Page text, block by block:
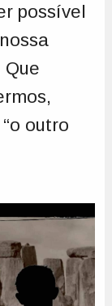
possível
Que
outro